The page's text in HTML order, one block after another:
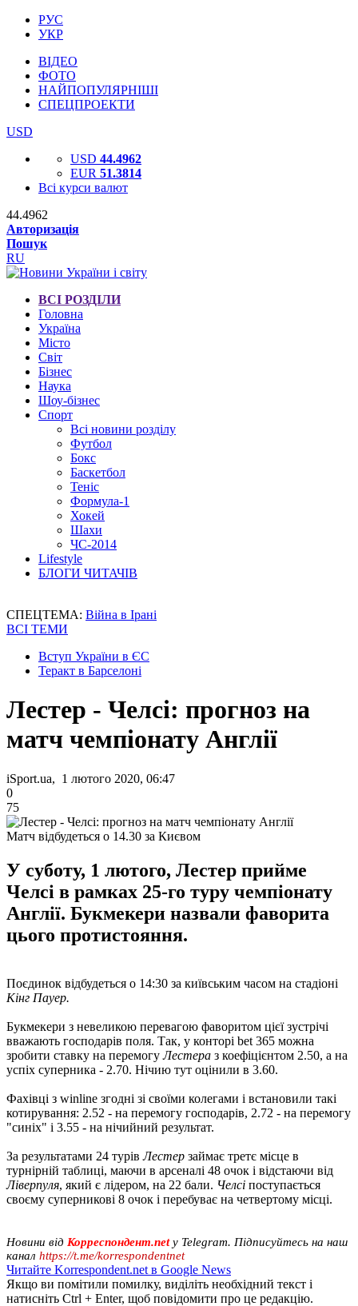
РУС
УКР
ВІДЕО
ФОТО
НАЙПОПУЛЯРНІШІ
СПЕЦПРОЕКТИ
USD
USD 44.4962
EUR 51.3814
Всі курси валют
44.4962
Авторизація
Пошук
RU
ВСІ РОЗДІЛИ
Головна
Україна
Місто
Світ
Бізнес
Наука
Шоу-бізнес
Спорт
Всі новини розділу
Футбол
Бокс
Баскетбол
Теніс
Формула-1
Хокей
Шахи
ЧС-2014
Lifestyle
БЛОГИ ЧИТАЧІВ
СПЕЦТЕМА: Війна в Ірані
ВСІ ТЕМИ
Вступ України в ЄС
Теракт в Барселоні
Лестер - Челсі: прогноз на
матч чемпіонату Англії
iSport.ua, 1 лютого 2020, 06:47
0
75
Матч відбудеться о 14.30 за Києвом
У суботу, 1 лютого, Лестер прийме
Челсі в рамках 25-го туру чемпіонату
Англії. Букмекери назвали фаворита
цього протистояння.
Поєдинок відбудеться о 14:30 за київським часом на стадіоні
Кінг Пауер.
Букмекери з невеликою перевагою фаворитом цієї зустрічі
вважають господарів поля. Так, у конторі bet 365 можна
зробити ставку на перемогуЛестера з коефіцієнтом 2.50, а на
успіх суперника - 2.70. Нічию тут оцінили в 3.60.
Фахівці з winline згодні зі своїми колегами і встановили такі
котирування: 2.52 - на перемогу господарів, 2.72 - на перемогу
"синіх" і 3.55 - на нічийний результат.
За результатами 24 турівЛестер займає третє місце в
турнірній таблиці, маючи в арсеналі 48 очок і відстаючи від
Ліверпуля, який є лідером, на 22 бали. Челсі поступається
своєму суперникові 8 очок і перебуває на четвертому місці.
Новини від Корреспондент.net у Telegram. Підписуйтесь на наш
канал https://t.me/korrespondentnet
Читайте Korrespondent.net в Google News
Якщо ви помітили помилку, виділіть необхідний текст і
натисніть Ctrl + Enter, щоб повідомити про це редакцію.